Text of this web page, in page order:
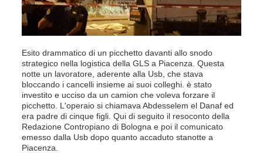
Esito drammatico di un picchetto davanti allo snodo
strategico nella logistica della GLS a Piacenza. Questa
notte un lavoratore, aderente alla Usb, che stava
bloccando i cancelli insieme ai suoi colleghi. è stato
investito e ucciso da un camion che voleva forzare il
picchetto. L'operaio si chiamava Abdesselem el Danaf ed
era padre di cinque figli. Qui di seguito il resoconto della
Redazione Contropiano di Bologna e poi il comunicato
emesso dalla Usb dopo quanto accaduto stanotte a
Piacenza.